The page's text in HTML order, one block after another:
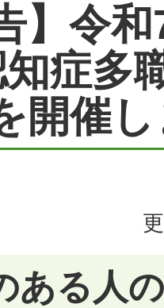
】令
症多
開催
ある人